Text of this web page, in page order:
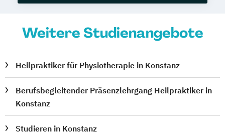
Weitere Studienangebote
Heilpraktiker für Physiotherapie in Konstanz
Berufsbegleitender Präsenzlehrgang Heilpraktiker in
Konstanz
Studieren in Konstanz